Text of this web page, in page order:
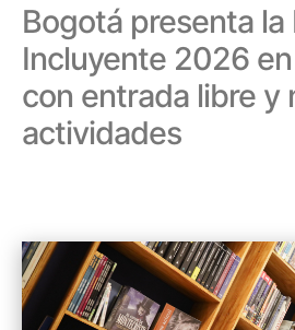
Bogotá presenta la
Incluyente 2026
con entrada libre y
actividades